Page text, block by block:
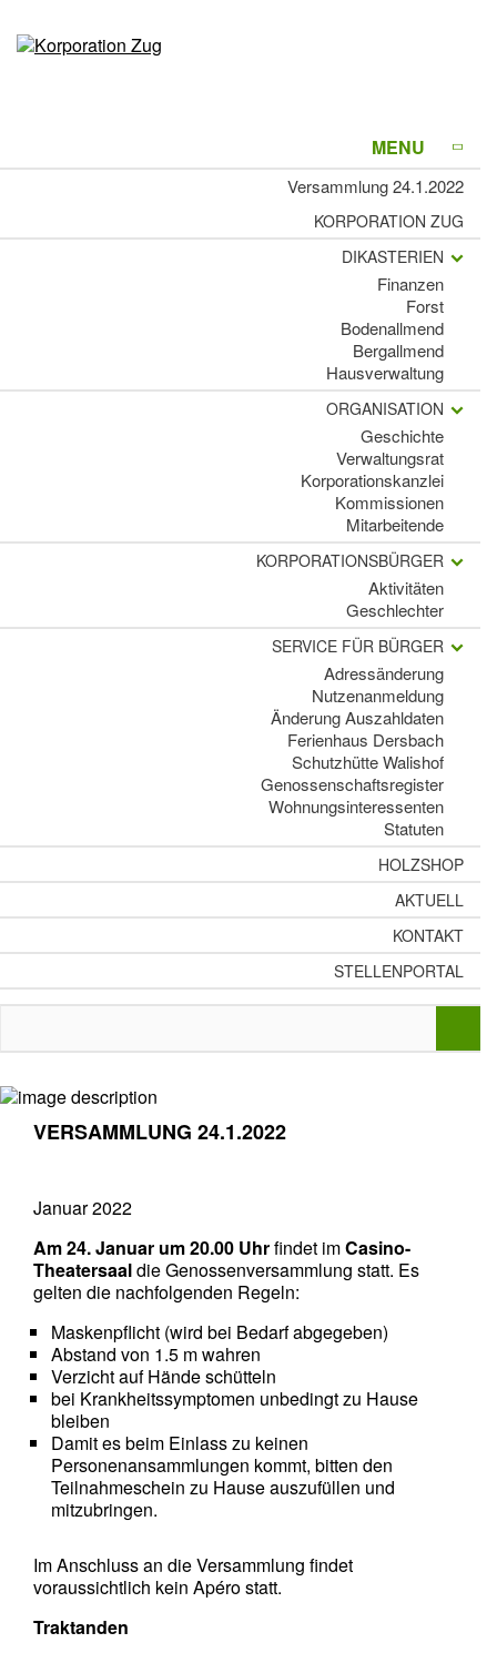
MENU
Versammlung 24.1.2022
KORPORATION ZUG
DIKASTERIEN
Finanzen
Forst
Bodenallmend
Bergallmend
Hausverwaltung
ORGANISATION
Geschichte
Verwaltungsrat
Korporationskanzlei
Kommissionen
Mitarbeitende
KORPORATIONSBÜRGER
Aktivitäten
Geschlechter
SERVICE FÜR BÜRGER
Adressänderung
Nutzenanmeldung
Änderung Auszahldaten
Ferienhaus Dersbach
Schutzhütte Walishof
Genossenschaftsregister
Wohnungsinteressenten
Statuten
HOLZSHOP
AKTUELL
KONTAKT
STELLENPORTAL
VERSAMMLUNG 24.1.2022
Januar 2022
Am 24. Januar um 20.00 Uhrfindet imCasino-
Theatersaaldie Genossenversammlung statt. Es
gelten die nachfolgenden Regeln:
Maskenpflicht (wird bei Bedarf abgegeben)
Abstand von 1.5 m wahren
Verzicht auf Hände schütteln
bei Krankheitssymptomen unbedingt zu Hause
bleiben
Damit es beim Einlass zu keinen
Personenansammlungen kommt, bitten den
Teilnahmeschein zu Hause auszufüllen und
mitzubringen.
Im Anschluss an die Versammlung findet
voraussichtlich kein Apéro statt.
Traktanden